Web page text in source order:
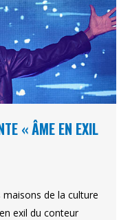
« ÂME EN EXIL
maisons de la culture
exil du conteur